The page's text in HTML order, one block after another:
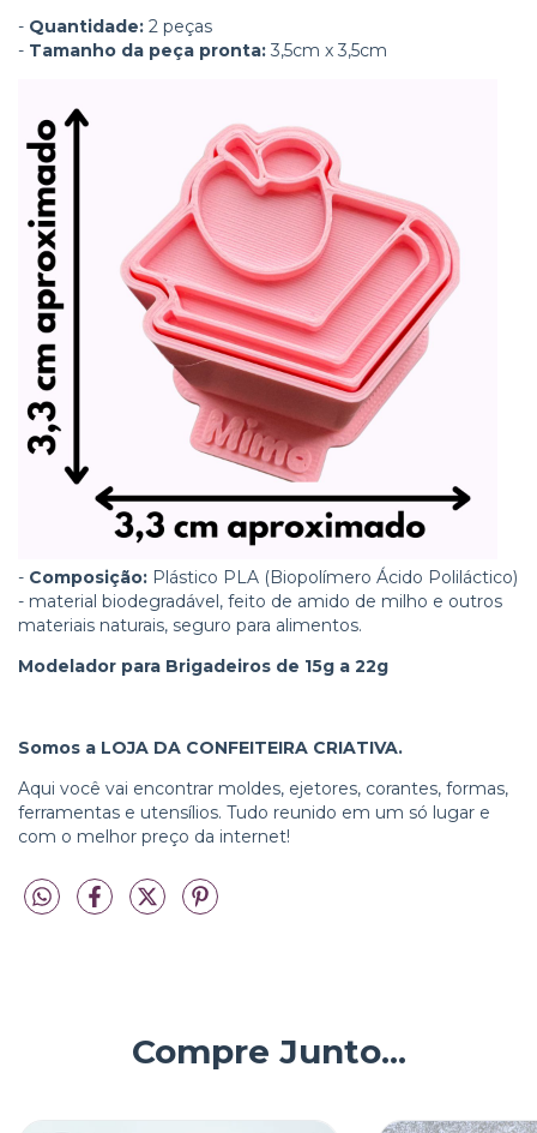
- Quantidade: 2 peças
- Tamanho da peça pronta: 3,5cm x 3,5cm
- Composição: Plástico PLA (Biopolímero Ácido Poliláctico)
- material biodegradável, feito de amido de milho e outros
materiais naturais, seguro para alimentos.
Modelador para Brigadeiros de 15g a 22g
Somos a LOJA DA CONFEITEIRA CRIATIVA.
Aqui você vai encontrar moldes, ejetores, corantes, formas,
ferramentas e utensílios. Tudo reunido em um só lugar e
com o melhor preço da internet!
Compre Junto...